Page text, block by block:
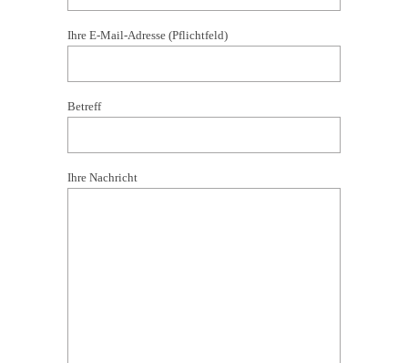
Ihre E-Mail-Adresse (Pflichtfeld)
Betreff
Ihre Nachricht